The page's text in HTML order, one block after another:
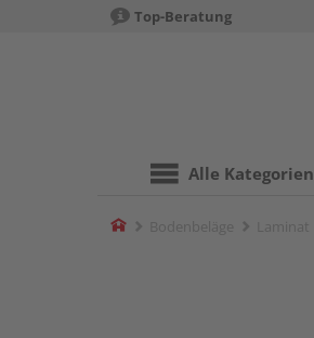
Top-Beratung
Alle Kategorien
Home